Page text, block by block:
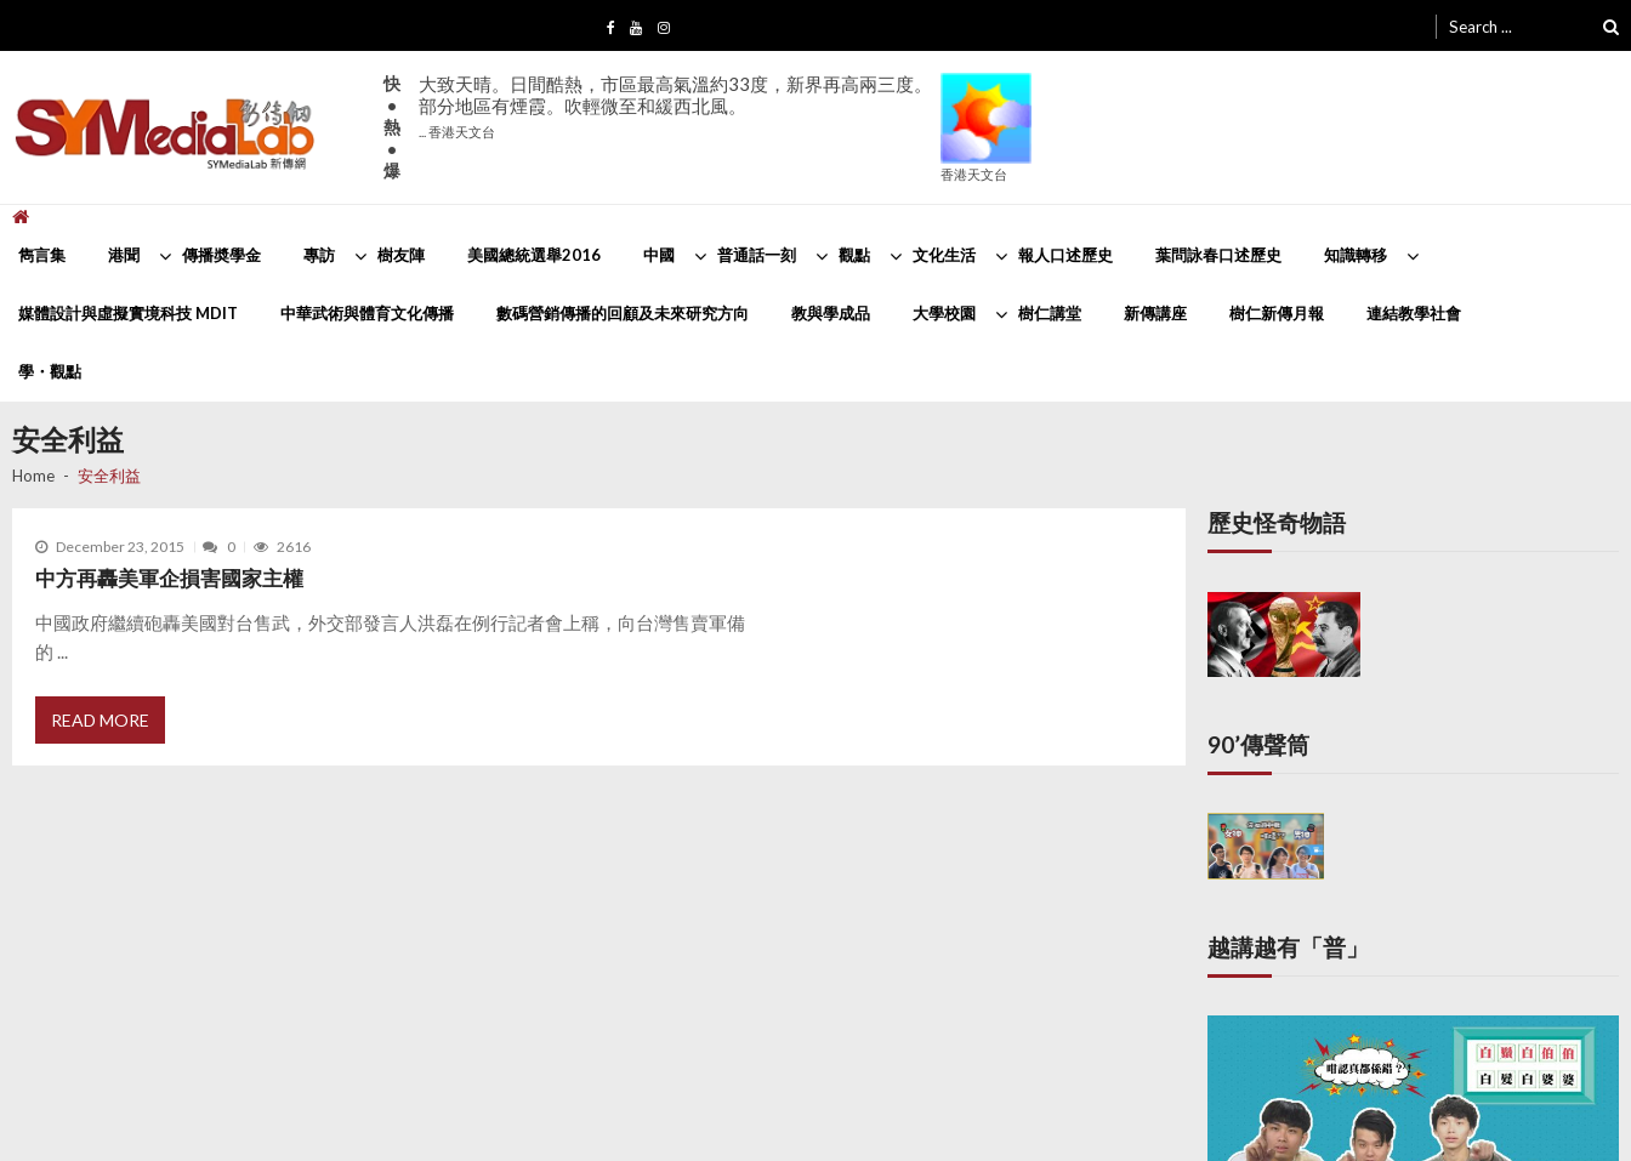
navigation
content
for:
快
•
熱
•
爆
大致天晴。日間酷熱，市區最高氣溫約33度，新界再高兩三度。
部分地區有煙霞。吹輕微至和緩西北風。
... 香港天文台
香港天文台
雋言集 港聞 傳播奬學金 專訪 樹友陣 美國總統選舉2016 中國 普通話一刻 觀點 文化生活 報人口述歷史 葉問詠春口述歷史 知識轉移
媒體設計與虛擬實境科技 MDIT 中華武術與體育文化傳播 數碼營銷傳播的回顧及未來研究方向 教與學成品 大學校園 樹仁講堂 新傳講座 樹仁新傳月報 連結教學社會
學・觀點
安全利益
Home 安全利益
December 23, 2015 0 2616
中方再轟美軍企損害國家主權
中國政府繼續砲轟美國對台售武，外交部發言人洪磊在例行記者會上稱，向台灣售賣軍備
的 ...
READ MORE
歷史怪奇物語
90’傳聲筒
越講越有「普」